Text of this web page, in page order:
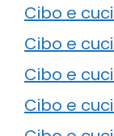
Cibo e
Cibo e
Cibo e
Cibo e